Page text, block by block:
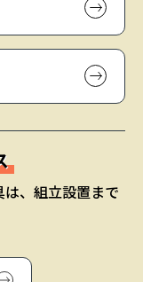
は、組立設置まで